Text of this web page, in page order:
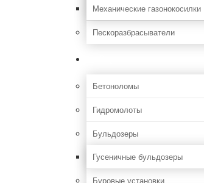
Механические газонокосилки
Пескоразбрасыватели
Бетоноломы
Гидромолоты
Бульдозеры
Гусеничные бульдозеры
Буровые установки